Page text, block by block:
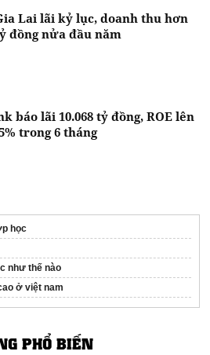
Lai lãi kỷ lục, doanh thu hơn
đồng nửa đầu năm
báo lãi 10.068 tỷ đồng, ROE lên
trong 6 tháng
học
như thế nào
ở việt nam
PHỔ BIẾN